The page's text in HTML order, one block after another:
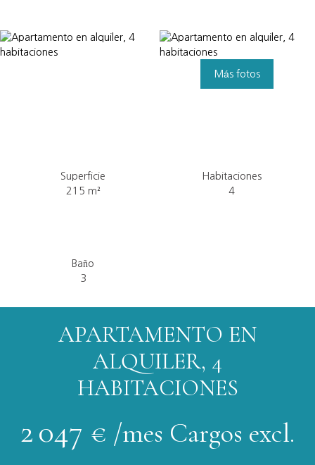
Más fotos
Superficie
215 m²
Habitaciones
4
Baño
3
APARTAMENTO EN
ALQUILER, 4
HABITACIONES
2 047 € /mes Cargos excl.